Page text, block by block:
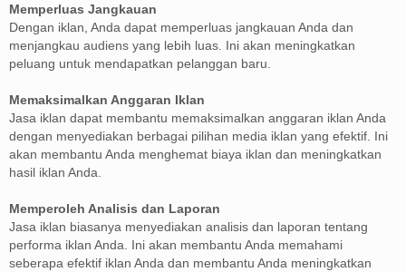
Memperluas Jangkauan
Dengan iklan, Anda dapat memperluas jangkauan Anda dan
menjangkau audiens yang lebih luas. Ini akan meningkatkan
peluang untuk mendapatkan pelanggan baru.
Memaksimalkan Anggaran Iklan
Jasa iklan dapat membantu memaksimalkan anggaran iklan Anda
dengan menyediakan berbagai pilihan media iklan yang efektif. Ini
akan membantu Anda menghemat biaya iklan dan meningkatkan
hasil iklan Anda.
Memperoleh Analisis dan Laporan
Jasa iklan biasanya menyediakan analisis dan laporan tentang
performa iklan Anda. Ini akan membantu Anda memahami
seberapa efektif iklan Anda dan membantu Anda meningkatkan